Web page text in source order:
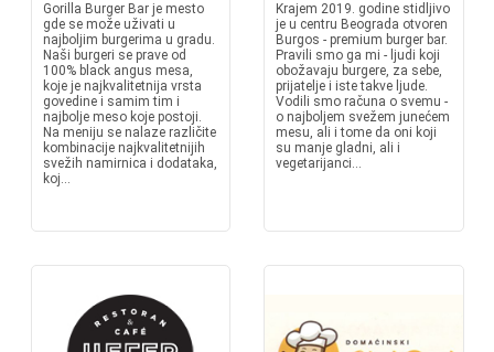
Gorilla Burger Bar je mesto
gde se može uživati u
najboljim burgerima u gradu.
Naši burgeri se prave od
100% black angus mesa,
koje je najkvalitetnija vrsta
govedine i samim tim i
najbolje meso koje postoji.
Na meniju se nalaze različite
kombinacije najkvalitetnijih
svežih namirnica i dodataka,
koj...
Krajem 2019. godine stidljivo
je u centru Beograda otvoren
Burgos - premium burger bar.
Pravili smo ga mi - ljudi koji
obožavaju burgere, za sebe,
prijatelje i iste takve ljude.
Vodili smo računa o svemu -
o najboljem svežem junećem
mesu, ali i tome da oni koji
su manje gladni, ali i
vegetarijanci...